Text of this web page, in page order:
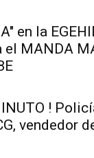
en la
el MANDA
!
vendedor